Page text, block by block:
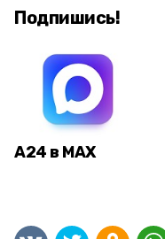
Подпишись!
А24 в MAX